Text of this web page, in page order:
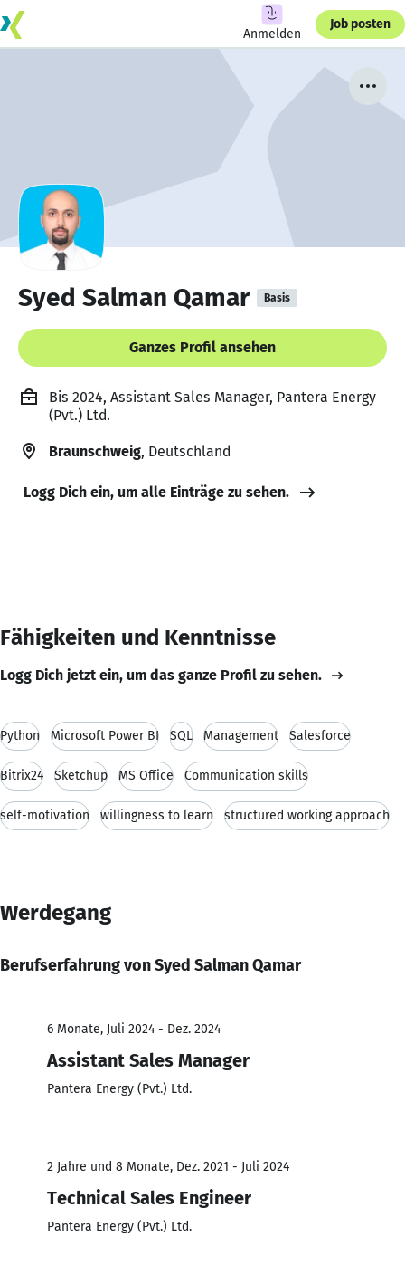
Anmelden
Job posten
Syed Salman Qamar Basis
Ganzes Profil ansehen
Bis 2024, Assistant Sales Manager, Pantera Energy
(Pvt.) Ltd.
Braunschweig, Deutschland
Logg Dich ein, um alle Einträge zu sehen.
Fähigkeiten und Kenntnisse
Logg Dich jetzt ein, um das ganze Profil zu sehen.
Python Microsoft Power BI SQL Management Salesforce
Bitrix24 Sketchup MS Office Communication skills
self-motivation willingness to learn structured working approach
Werdegang
Berufserfahrung von Syed Salman Qamar
6 Monate, Juli 2024 - Dez. 2024
Assistant Sales Manager
Pantera Energy (Pvt.) Ltd.
2 Jahre und 8 Monate, Dez. 2021 - Juli 2024
Technical Sales Engineer
Pantera Energy (Pvt.) Ltd.